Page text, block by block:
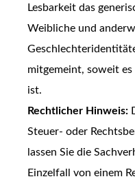
Lesbarkeit das
Weibliche und
mitgemeint, soweit
ist.
Rechtlicher Hinweis:
Steuer- oder
lassen Sie die
Einzelfall von einem